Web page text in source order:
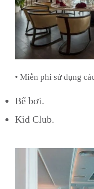
• Miễn phí sử dụng
Bể bơi.
Kid Club.